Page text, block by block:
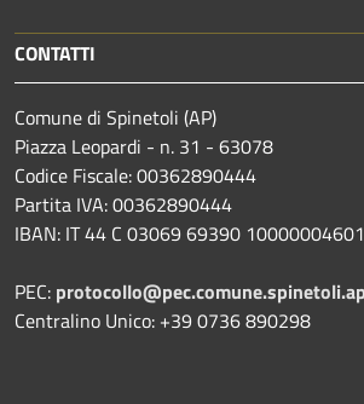
CONTATTI
Comune di Spinetoli (AP)
Piazza Leopardi - n. 31 - 63078
Codice Fiscale: 00362890444
Partita IVA: 00362890444
IBAN: IT 44 C 03069 69390
PEC:
Centralino Unico: +39 0736 890298